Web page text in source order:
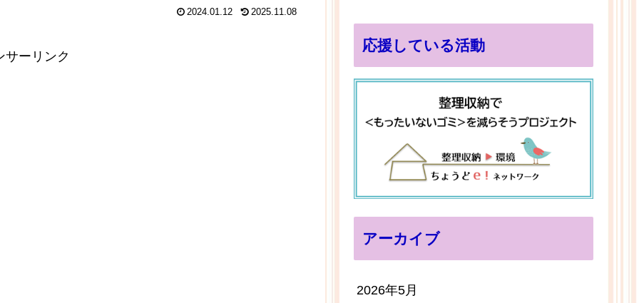
2024.01.12 2025.11.08
サーリンク
応援している活動
アーカイブ
2026年5月